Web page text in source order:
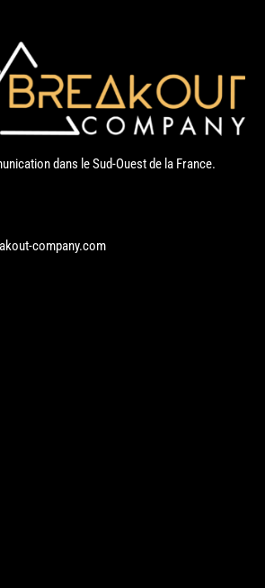
dans le Sud-Ouest de la France.
company.com